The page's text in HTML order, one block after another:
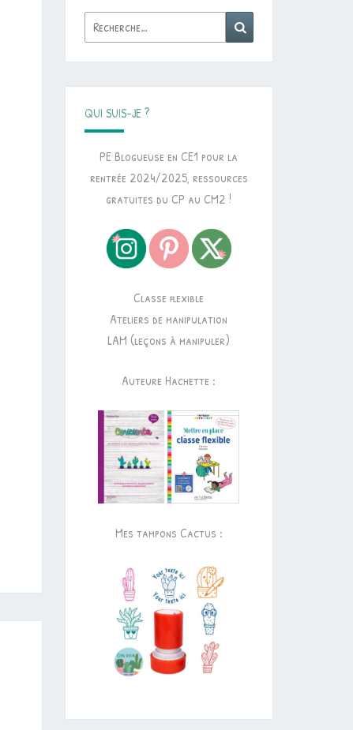
Rechercher :
QUI SUIS-JE ?
PE Blogueuse en CE1 pour la
rentrée 2024/2025, ressources
gratuites du CP au CM2 !
Classe flexible
Ateliers de manipulation
LAM (leçons à manipuler)
Auteure Hachette :
Mes tampons Cactus :